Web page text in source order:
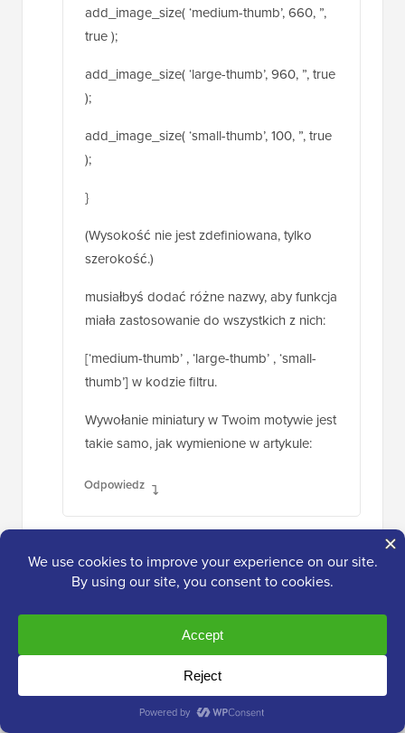
add_image_size( ‘small-thumb’, 100, ”, true
);
}
szerokość.)
miała zastosowanie do wszystkich z nich:
[‘medium-thumb’ , ‘large-thumb’ , ‘small-
thumb’] w kodzie filtru.
Wywołanie miniatury w Twoim motywie jest
takie samo, jak wymienione w artykule:
Odpowiedz
Mike Logan
Doskonały pomysł, prawie 10 lat później
Odpowiedz
geertvdheide